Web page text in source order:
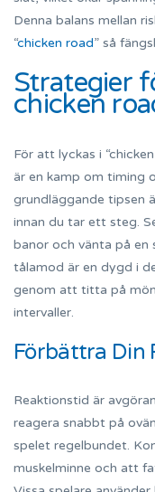
Denna balans mellan
“chicken road” så
Strategier
chicken
För att lyckas i
är en kamp om timing
grundläggande tipsen
innan du tar ett steg.
banor och vänta på en
tålamod är en dygd i
genom att titta på
intervaller.
Förbättra Din
Reaktionstid är
reagera snabbt på
spelet regelbundet.
muskelminne och att